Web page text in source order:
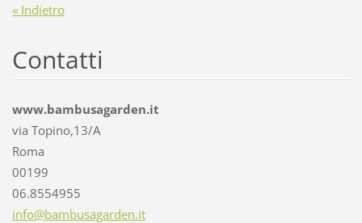
« Indietro
Contatti
www.bambusagarden.it
via Topino,13/A
Roma
00199
06.8554955
info@bambusagarden.it